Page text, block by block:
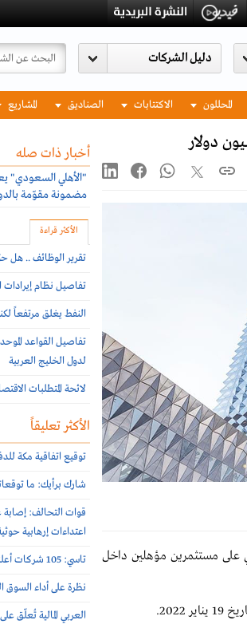
المحللون الاكتتابات الصناديق المشاريع
على مستثمرين مؤهلين داخل
أخبار ذات صله
"الأهلي السعودي"
مضمونة مقوّمة
الأكثر قراءة
تقرير الوظائف .. هل
تفاصيل نظام إيرادات
النفط يغلق مرتفعاً
تفاصيل القواعد
لدول الخليج العربية
لائحة المتطلبات
الأكثر تعليقاً
توقيع اتفاقية مكة
شارك برأيك: ما
اعتداءات إرهابية
تاسي: 105 شركات أعلنت نتائج النصف الأول 2026 الأسبوع الماضي
نظرة على أداء السوق
العربي المالية تُعلّق